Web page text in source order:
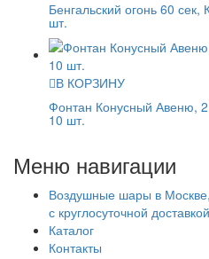
Бенгальский огонь 60
шт.
В КОРЗИНУ
Фонтан Конусный Авеню,
10 шт.
Меню навигации
Воздушные шары в
с круглосуточной
Каталог
Контакты